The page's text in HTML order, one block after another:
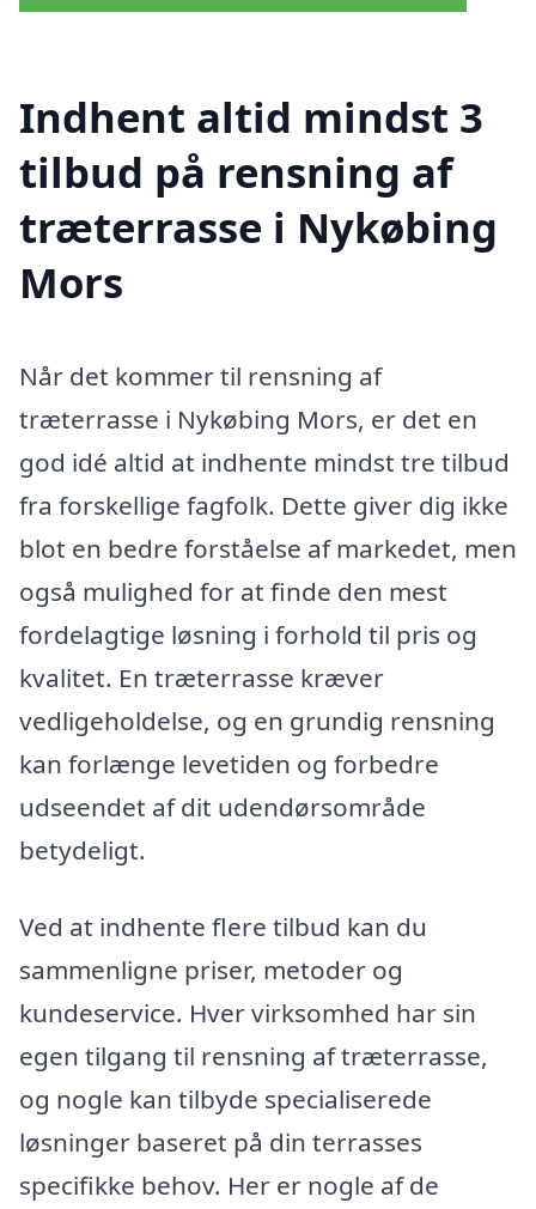
Indhent altid mindst 3
tilbud på rensning af
træterrasse i Nykøbing
Mors
Når det kommer til rensning af
træterrasse i Nykøbing Mors, er det en
god idé altid at indhente mindst tre tilbud
fra forskellige fagfolk. Dette giver dig ikke
blot en bedre forståelse af markedet, men
også mulighed for at finde den mest
fordelagtige løsning i forhold til pris og
kvalitet. En træterrasse kræver
vedligeholdelse, og en grundig rensning
kan forlænge levetiden og forbedre
udseendet af dit udendørsområde
betydeligt.
Ved at indhente flere tilbud kan du
sammenligne priser, metoder og
kundeservice. Hver virksomhed har sin
egen tilgang til rensning af træterrasse,
og nogle kan tilbyde specialiserede
løsninger baseret på din terrasses
specifikke behov. Her er nogle af de